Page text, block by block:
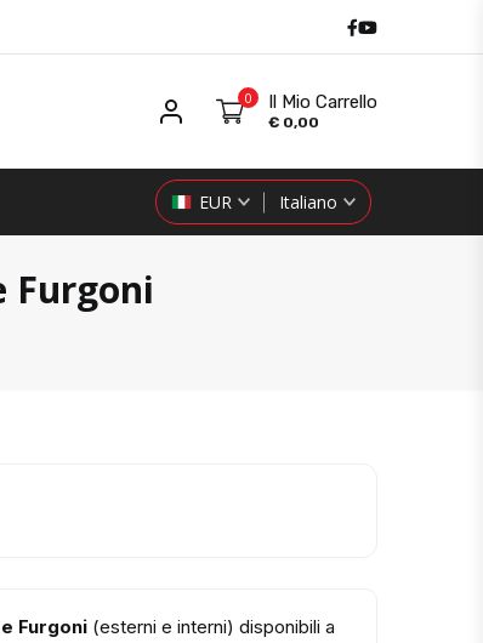
Facebook
Youtube
Il mio Utente
0 Il Mio Carrello
€ 0,00
EUR Italiano
Furgoni
Furgoni (esterni e interni) disponibili a